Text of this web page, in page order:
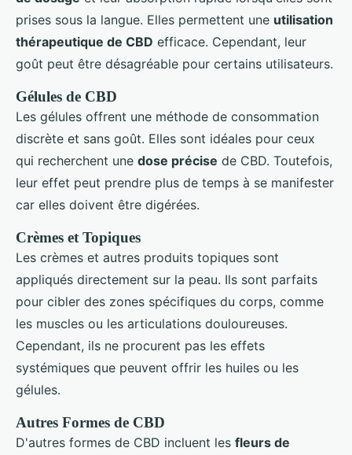
prises sous la langue. Elles permettent une utilisation
thérapeutique de CBD efficace. Cependant, leur
goût peut être désagréable pour certains utilisateurs.
Gélules de CBD
Les gélules offrent une méthode de consommation
discrète et sans goût. Elles sont idéales pour ceux
qui recherchent une dose précise de CBD. Toutefois,
leur effet peut prendre plus de temps à se manifester
car elles doivent être digérées.
Crèmes et Topiques
Les crèmes et autres produits topiques sont
appliqués directement sur la peau. Ils sont parfaits
pour cibler des zones spécifiques du corps, comme
les muscles ou les articulations douloureuses.
Cependant, ils ne procurent pas les effets
systémiques que peuvent offrir les huiles ou les
gélules.
Autres Formes de CBD
D'autres formes de CBD incluent les fleurs de